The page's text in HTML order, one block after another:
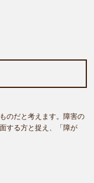
のだと考えます。障害の
する方と捉え、「障が